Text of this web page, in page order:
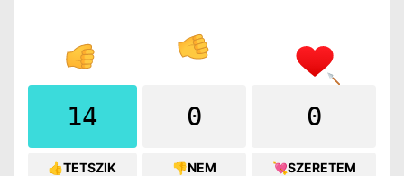
14
👍TETSZIK
0
👎NEM
0
💘SZERETEM